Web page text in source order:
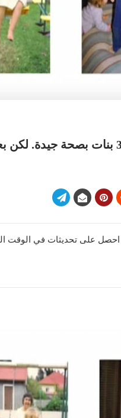
احصل على تحديثات في الوقت